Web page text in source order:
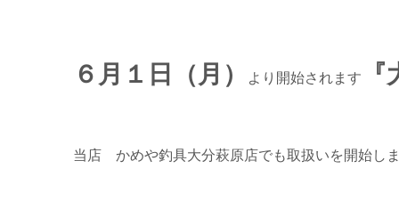
６月１日（月） より開始されます
当店 かめや釣具大分萩原店でも取扱いを開始し